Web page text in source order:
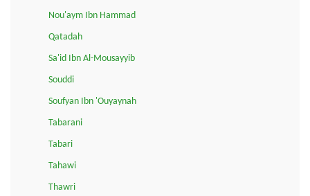
Nou'aym Ibn Hammad
Qatadah
Sa'id Ibn Al-Mousayyib
Souddi
Soufyan Ibn 'Ouyaynah
Tabarani
Tabari
Tahawi
Thawri